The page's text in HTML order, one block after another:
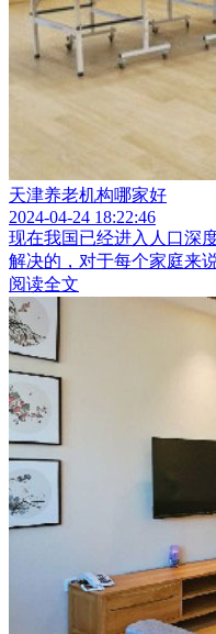
天津养老机构哪家好
2024-04-24 18:22:46
现在我国已经进入人口深
解决的，对于每个家庭来
阅读全文